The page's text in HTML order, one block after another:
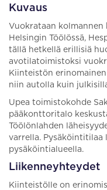
Kuvaus
Vuokrataan
Helsingin Töölössä,
tällä hetkellä erillisiä
avotilatoimistoksi
Kiinteistön
niin autolla kuin
Upea toimistokohde
pääkonttoritalo
Töölönlahden
varrella. Pysäköintitilaa
pysäköintialueella.
Liikenneyhteydet
Kiinteistölle on